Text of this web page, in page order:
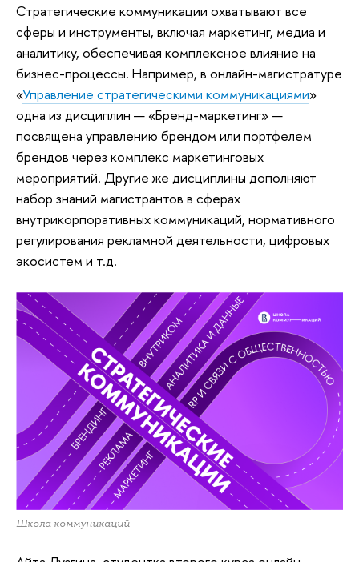
Стратегические коммуникации охватывают все
сферы и инструменты, включая маркетинг, медиа и
аналитику, обеспечивая комплексное влияние на
бизнес-процессы. Например, в онлайн-магистратуре
«Управление стратегическими коммуникациями»
одна из дисциплин — «Бренд-маркетинг» —
посвящена управлению брендом или портфелем
брендов через комплекс маркетинговых
мероприятий. Другие же дисциплины дополняют
набор знаний магистрантов в сферах
внутрикорпоративных коммуникаций, нормативного
регулирования рекламной деятельности, цифровых
экосистем и т.д.
Школа коммуникаций